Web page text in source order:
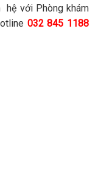
hệ với Phòng khám
032 845 1188